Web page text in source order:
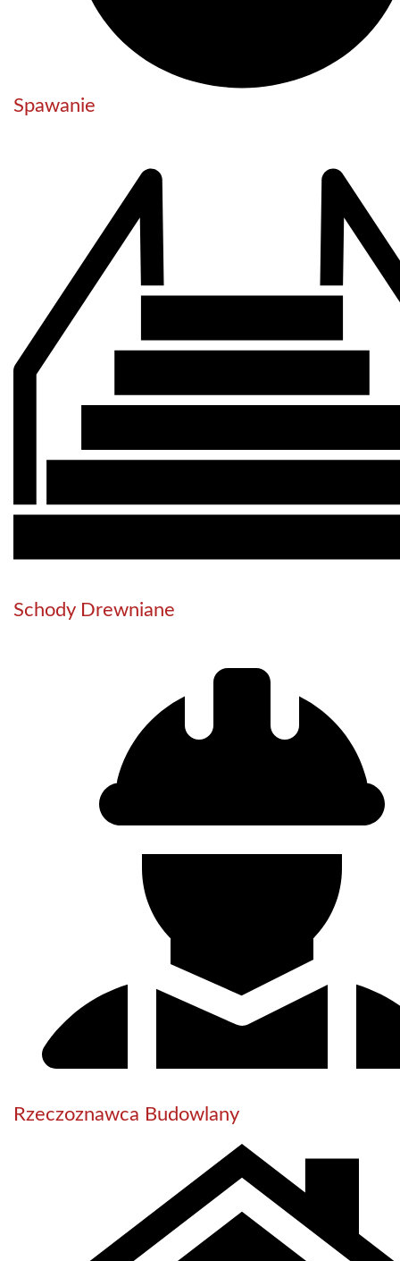
Spawanie
Schody Drewniane
Rzeczoznawca Budowlany